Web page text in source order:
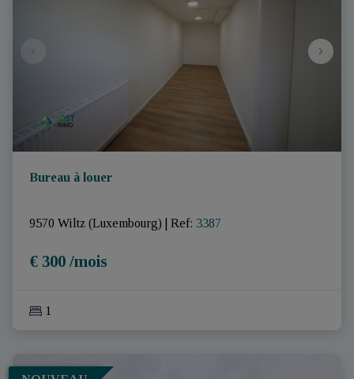
Bureau à louer
9570 Wiltz (Luxembourg) Ref: 3387
€ 300 /mois
1